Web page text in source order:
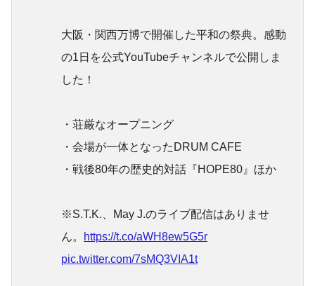
大阪・関西万博で開催した平和の祭典。感動
の1日を公式YouTubeチャンネルで公開しま
した！
・荘厳なオープニング
・会場が一体となったDRUM CAFE
・戦後80年の歴史的対話『HOPE80』ほか
※S.T.K.、May J.のライブ配信はありませ
ん。
https://t.co/aWH8ew5G5r
pic.twitter.com/7sMQ3VIA1t